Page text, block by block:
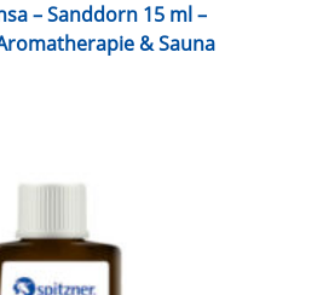
– Sanddorn 15 ml –
& Sauna